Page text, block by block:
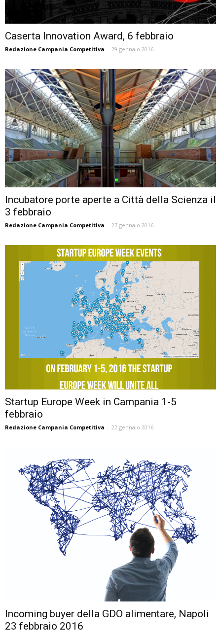
Caserta Innovation Award, 6 febbraio
Redazione Campania Competitiva - 29 gennaio 2016
Incubatore porte aperte a Città della Scienza il
3 febbraio
Redazione Campania Competitiva - 27 gennaio 2016
Startup Europe Week in Campania 1-5
febbraio
Redazione Campania Competitiva - 22 gennaio 2016
Incoming buyer della GDO alimentare, Napoli
23 febbraio 2016